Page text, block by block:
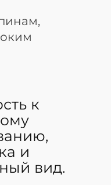
к
и
вид.